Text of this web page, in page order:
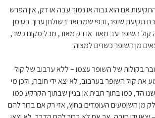
התקיעות אם הוא גבוה או נמוך עבה או דק, אין הפרש
תקיעת שופר, וכפי שמבואר בשולחן ערוך בסימן
קול השופר עב מאוד או דק מאוד, מכל מקום כשר,
מן השופר כשרים למצוה.
בקולות של השופר עצמו – ללא ערבוב של קול
קול השופר בערבוב, לא יצא ידי חובה, ולכן מי
הד, כמו בתוך חבית או בניין שבתוך הקרקע כמו
מן השומעים העומדים בחוץ, אזי רק אם ברור להם